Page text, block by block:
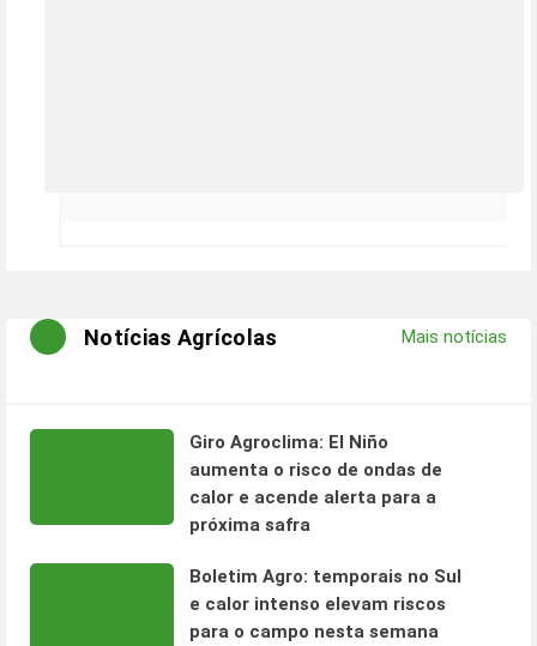
Notícias Agrícolas Mais notícias
Giro Agroclima: El Niño
aumenta o risco de ondas de
calor e acende alerta para a
próxima safra
Boletim Agro: temporais no Sul
e calor intenso elevam riscos
para o campo nesta semana